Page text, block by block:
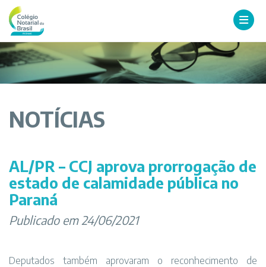
NOTÍCIAS
AL/PR – CCJ aprova prorrogação de
estado de calamidade pública no
Paraná
Publicado em 24/06/2021
Deputados também aprovaram o reconhecimento de